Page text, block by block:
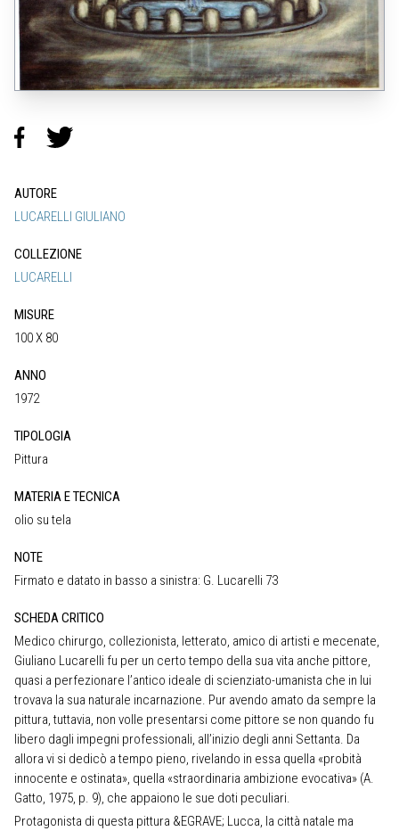
AUTORE
LUCARELLI GIULIANO
COLLEZIONE
LUCARELLI
MISURE
100 X 80
ANNO
1972
TIPOLOGIA
Pittura
MATERIA E TECNICA
olio su tela
NOTE
Firmato e datato in basso a sinistra: G. Lucarelli 73
SCHEDA CRITICO
Medico chirurgo, collezionista, letterato, amico di artisti e mecenate,
Giuliano Lucarelli fu per un certo tempo della sua vita anche pittore,
quasi a perfezionare l’antico ideale di scienziato-umanista che in lui
trovava la sua naturale incarnazione. Pur avendo amato da sempre la
pittura, tuttavia, non volle presentarsi come pittore se non quando fu
libero dagli impegni professionali, all’inizio degli anni Settanta. Da
allora vi si dedicò a tempo pieno, rivelando in essa quella «probità
innocente e ostinata», quella «straordinaria ambizione evocativa» (A.
Gatto, 1975, p. 9), che appaiono le sue doti peculiari.
Protagonista di questa pittura &EGRAVE; Lucca, la città natale ma